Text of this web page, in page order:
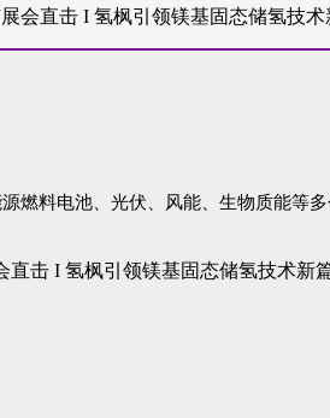
料电池、光伏、风能、生物质能等